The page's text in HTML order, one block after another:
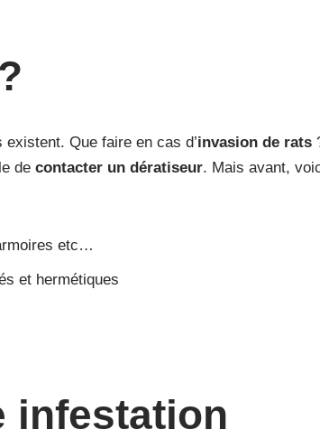
Que faire en cas d’invasion de rats
de contacter un dératiseur. Mais avant,
etc…
et hermétiques
infestation